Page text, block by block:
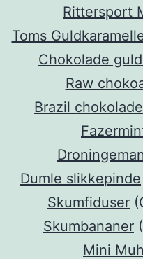
Rittersport
Toms
Chokolade
Raw
Brazil chokolade
Dumle slikkepinde
Skumfiduser
Skumbananer
Mini Muh